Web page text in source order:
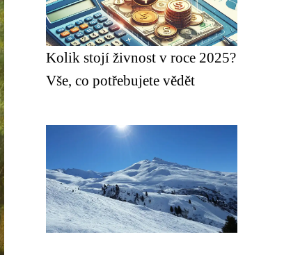
Kolik stojí živnost v roce 2025?
Vše, co potřebujete vědět